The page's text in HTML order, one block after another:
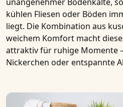
unangenehmer Bodenkälte,
kühlen Fliesen oder Böden
liegt. Die Kombination aus
weichem Komfort macht
attraktiv für ruhige Momente
Nickerchen oder entspannte